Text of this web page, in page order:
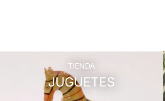
TIENDA
JUGUETES